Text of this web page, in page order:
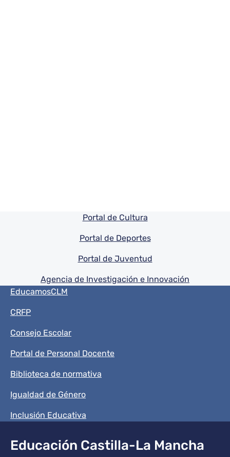
Pie de pagina información
Portal de Cultura
Portal de Deportes
Portal de Juventud
Agencia de Investigación e Innovación
Menú del pie
EducamosCLM
CRFP
Consejo Escolar
Portal de Personal Docente
Biblioteca de normativa
Igualdad de Género
Inclusión Educativa
Educación Castilla-La Mancha